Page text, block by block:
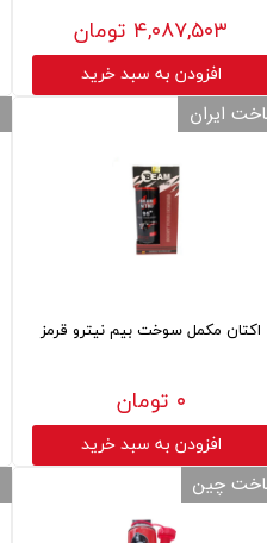
۴,۰۸۷,۵۰۳ تومان
افزودن به سبد خرید
اکتان مکمل سوخت بیم نیترو قرمز
۰ تومان
افزودن به سبد خرید
ایران
چین